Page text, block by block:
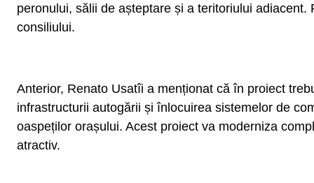
peronului, sălii de așteptare și a teritoriului
consiliului.
Anterior, Renato Usatîi a menționat că în proiect
infrastructurii autogării și înlocuirea sistemelor de
oaspeților orașului. Acest proiect va moderniza
atractiv.